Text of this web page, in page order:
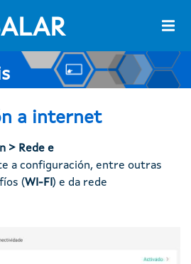
a internet
> Rede e
a configuración, entre outras
(WI-FI) e da rede